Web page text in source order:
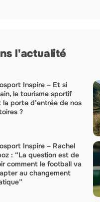
l'actualité
Inspire – Et si
le tourisme sportif
porte d’entrée de nos
?
Inspire – Rachel
: “La question est de
comment le football va
au changement